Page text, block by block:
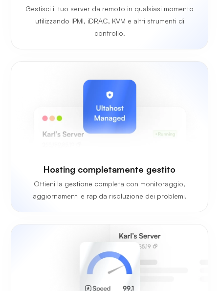
Gestisci il tuo server da remoto in qualsiasi momento
utilizzando IPMI, iDRAC, KVM e altri strumenti di
controllo.
Hosting completamente gestito
Ottieni la gestione completa con monitoraggio,
aggiornamenti e rapida risoluzione dei problemi.